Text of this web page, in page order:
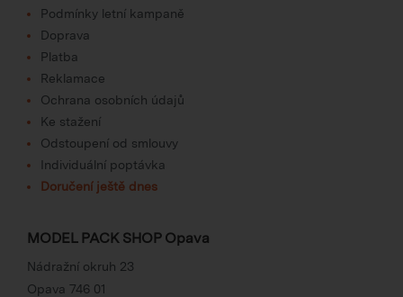
Podmínky letní kampaně
Doprava
Platba
Reklamace
Ochrana osobních údajů
Ke stažení
Odstoupení od smlouvy
Individuální poptávka
Doručení ještě dnes
MODEL PACK SHOP Opava
Nádražní okruh 23
Opava 746 01